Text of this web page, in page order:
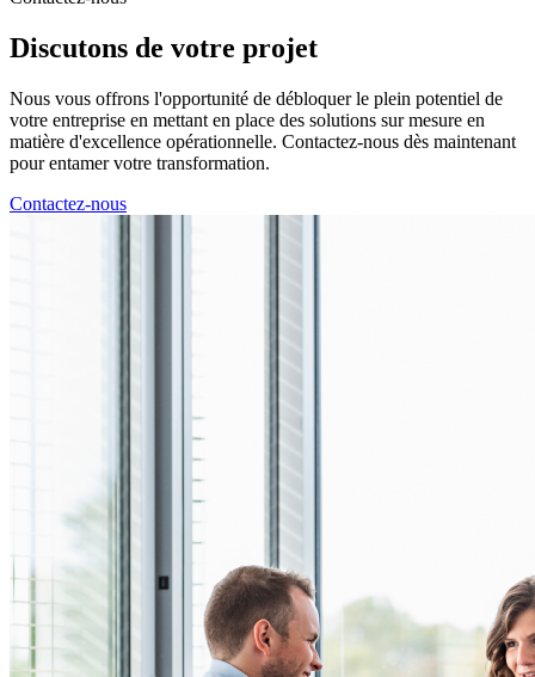
Discutons de votre projet
Nous vous offrons l'opportunité de débloquer le plein potentiel de
votre entreprise en mettant en place des solutions sur mesure en
matière d'excellence opérationnelle. Contactez-nous dès maintenant
pour entamer votre transformation.
Contactez-nous